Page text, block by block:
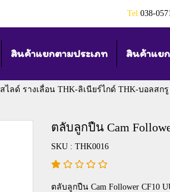
Tel:038-
สินค้าแยกตามประเภท สินค้าแย
ลด์ รางเลื่อน THK-ลิเนียร์ไกด์ THK-บอลสกรู
ตลับลูกปืน Cam
SKU : THK0016
ตลับลูกปืน Cam Follower CF10